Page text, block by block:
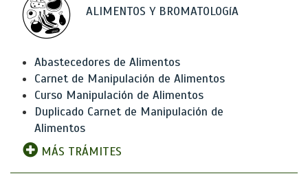
ALIMENTOS Y BROMATOLOGíA
Abastecedores de Alimentos
Carnet de Manipulación de Alimentos
Curso Manipulación de Alimentos
Duplicado Carnet de Manipulación de
Alimentos
MÁS TRÁMITES